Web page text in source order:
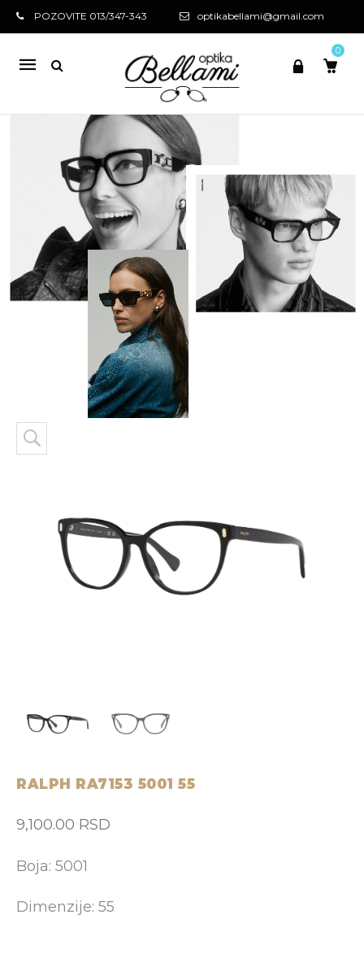
POZOVITE 013/347-343 optikabellami@gmail.com
Mobile
0
Skip to content
RALPH RA7153 5001 55
9,100.00 RSD
Boja: 5001
Dimenzije: 55